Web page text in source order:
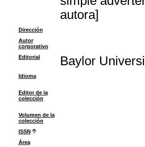
autora]
Dirección
Autor
corporativo
Editorial
Baylor
Idioma
Editor de la
colección
Volumen de la
colección
ISSN
Área